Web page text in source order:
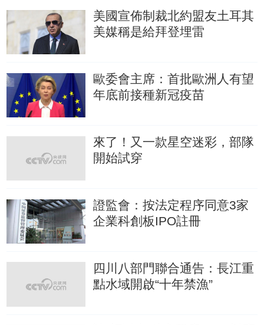
美國宣佈制裁北約盟友土耳其
美媒稱是給拜登埋雷
歐委會主席：首批歐洲人有望
年底前接種新冠疫苗
來了！又一款星空迷彩，部隊
開始試穿
證監會：按法定程序同意3家
企業科創板IPO註冊
四川八部門聯合通告：長江重
點水域開啟“十年禁漁”